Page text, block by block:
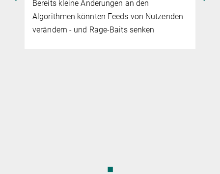
Bereits kleine Änderungen an den
Algorithmen könnten Feeds von Nutzenden
verändern - und Rage-Baits senken
◼